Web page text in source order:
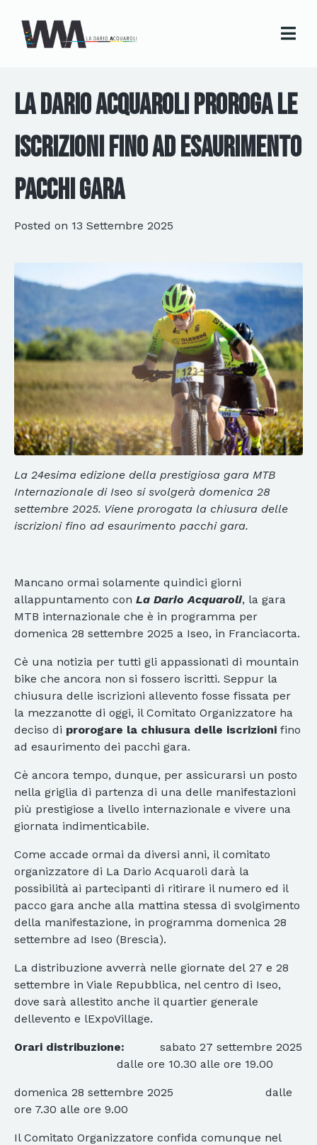
La Dario Acquaroli proroga le
iscrizioni fino ad esaurimento
pacchi gara
Posted on 13 Settembre 2025
La 24esima edizione della prestigiosa gara MTB
Internazionale di Iseo si svolgerà domenica 28
settembre 2025. Viene prorogata la chiusura delle
iscrizioni fino ad esaurimento pacchi gara.
Mancano ormai solamente quindici giorni
allappuntamento con La Dario Acquaroli, la gara
MTB internazionale che è in programma per
domenica 28 settembre 2025 a Iseo, in Franciacorta.
Cè una notizia per tutti gli appassionati di mountain
bike che ancora non si fossero iscritti. Seppur la
chiusura delle iscrizioni allevento fosse fissata per
la mezzanotte di oggi, il Comitato Organizzatore ha
deciso di prorogare la chiusura delle iscrizioni fino
ad esaurimento dei pacchi gara.
Cè ancora tempo, dunque, per assicurarsi un posto
nella griglia di partenza di una delle manifestazioni
più prestigiose a livello internazionale e vivere una
giornata indimenticabile.
Come accade ormai da diversi anni, il comitato
organizzatore di La Dario Acquaroli darà la
possibilità ai partecipanti di ritirare il numero ed il
pacco gara anche alla mattina stessa di svolgimento
della manifestazione, in programma domenica 28
settembre ad Iseo (Brescia).
La distribuzione avverrà nelle giornate del 27 e 28
settembre in Viale Repubblica, nel centro di Iseo,
dove sarà allestito anche il quartier generale
dellevento e lExpoVillage.
Orari distribuzione: sabato 27 settembre 2025
dalle ore 10.30 alle ore 19.00
domenica 28 settembre 2025 dalle
ore 7.30 alle ore 9.00
Il Comitato Organizzatore confida comunque nel